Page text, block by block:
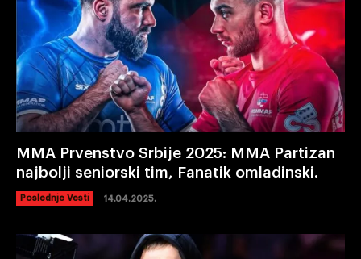
MMA Prvenstvo Srbije 2025: MMA Partizan
najbolji seniorski tim, Fanatik omladinski.
Poslednje Vesti 14.04.2025.